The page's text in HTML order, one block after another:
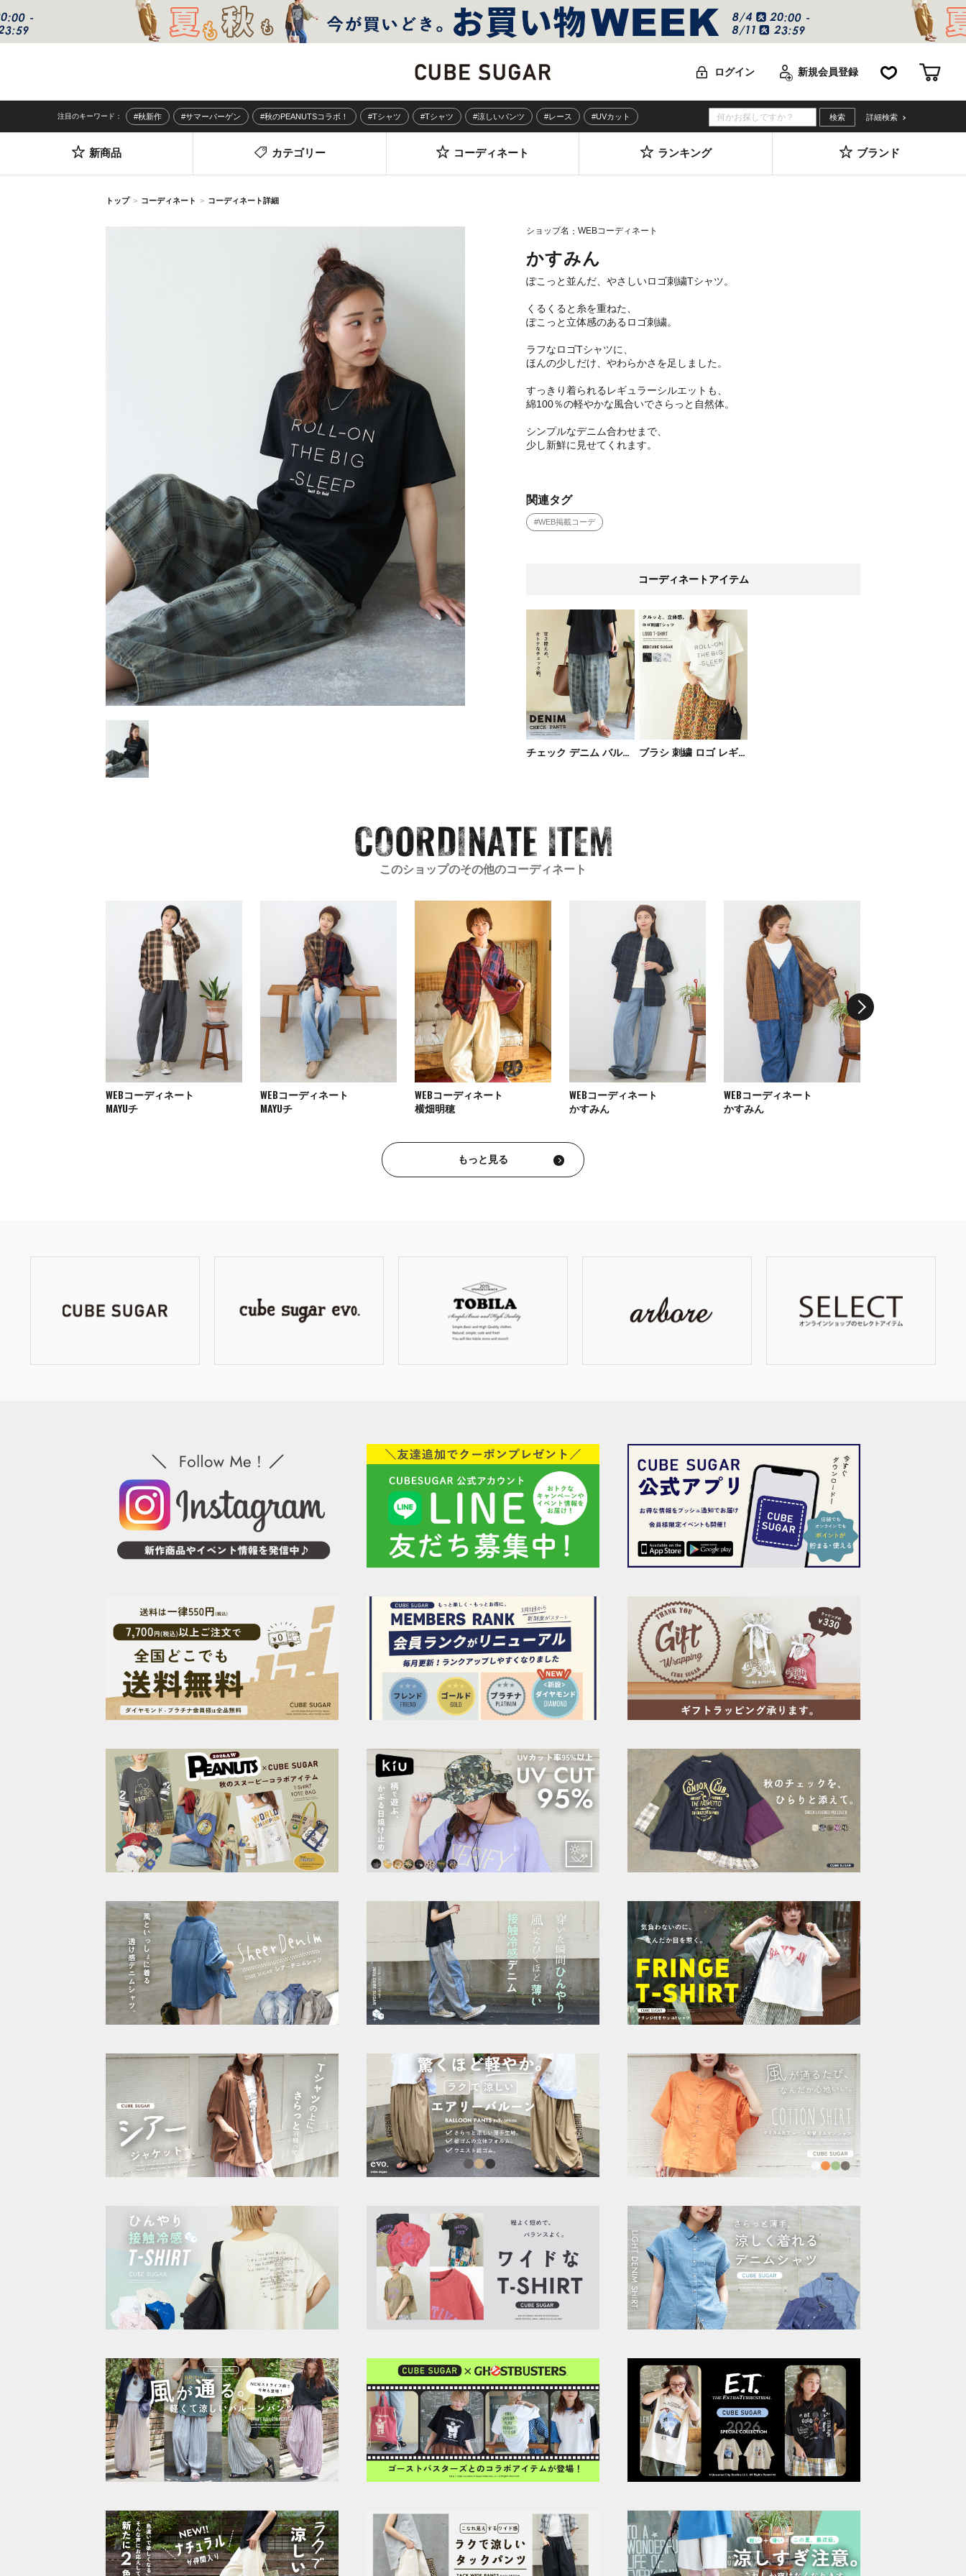
ログイン 新規会員登録 お気に入り
注目のキーワード： #秋新作 #サマーバーゲン #秋のPEANUTSコラボ！ #Tシャツ #Tシャツ #涼しいパンツ #レース #UVカット 詳細検索
新商品 カテゴリー コーディネート ランキング ブランド
トップ コーディネート コーディネート詳細
ショップ名 WEBコーディネート
かすみん
ぽこっと並んだ、やさしいロゴ刺繍Tシャツ。
くるくると糸を重ねた、
ぽこっと立体感のあるロゴ刺繍。
ラフなロゴTシャツに、
ほんの少しだけ、やわらかさを足しました。
すっきり着られるレギュラーシルエットも、
綿100％の軽やかな風合いでさらっと自然体。
シンプルなデニム合わせまで、
少し新鮮に見せてくれます。
関連タグ
#WEB掲載コーデ
コーディネートアイテム
チェック デニム バルーン パンツ ブラシ 刺繍 ロゴ レギュラー Tシャツ
このショップのその他のコーディネート
WEBコーディネート
MAYUチ
WEBコーディネート
MAYUチ
WEBコーディネート
横畑明穂
WEBコーディネート
かすみん
WEBコーディネート
かすみん
もっと見る